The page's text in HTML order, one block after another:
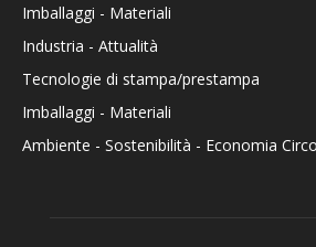
Imballaggi - Materiali
Industria - Attualità
Tecnologie di stampa/prestampa
Imballaggi - Materiali
Ambiente - Sostenibilità - Economia